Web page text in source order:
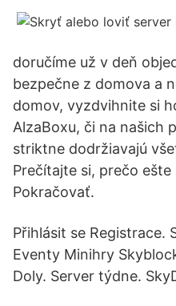
doručíme už v deň
bezpečne z domova a
domov, vyzdvihnite si
AlzaBoxu, či na našich
striktne dodržiavajú
Prečítajte si, prečo
Pokračovať.
Přihlásit se Registrace.
Eventy Minihry
Doly. Server týdne.